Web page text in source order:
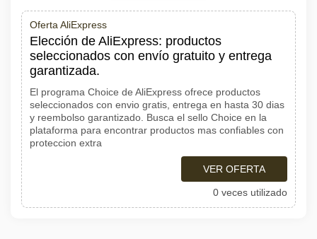
Oferta AliExpress
Elección de AliExpress: productos
seleccionados con envío gratuito y entrega
garantizada.
El programa Choice de AliExpress ofrece productos
seleccionados con envio gratis, entrega en hasta 30 dias
y reembolso garantizado. Busca el sello Choice en la
plataforma para encontrar productos mas confiables con
proteccion extra
VER OFERTA
0 veces utilizado